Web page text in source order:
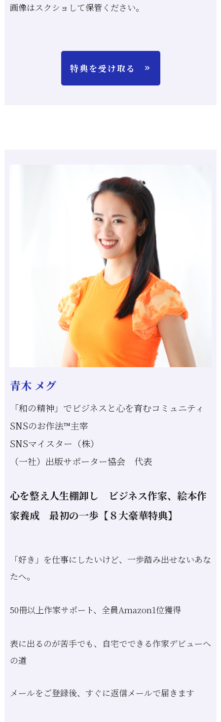
画像はスクショして保管ください。
特典を受け取る
青木 メグ
「和の精神」でビジネスと心を育むコミュニティ
SNSのお作法™主宰
SNSマイスター（株）
（一社）出版サポーター協会 代表
心を整え人生棚卸し ビジネス作家、絵本作
家養成 最初の一歩【８大豪華特典】
「好き」を仕事にしたいけど、一歩踏み出せないあな
たへ。
50冊以上作家サポート、全員Amazon1位獲得
表に出るのが苦手でも、自宅でできる作家デビューへ
の道
あなたのオリジナル物語の作り方をお届けします
メールをご登録後、すぐに返信メールで届きます